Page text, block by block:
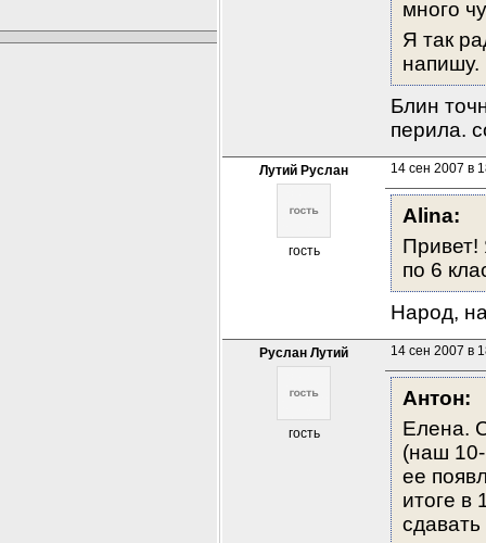
много
Я так
напишу.
Блин
перила.
Лутий Руслан
гость
14 сен 2007 в
Alina:
Привет!
по 6
Народ,
Руслан Лутий
гость
14 сен 2007 в
Антон:
Елена.
(наш
ее
итоге в